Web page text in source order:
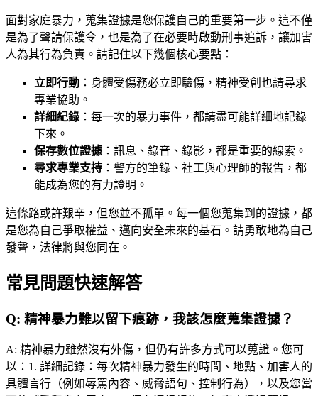
面對家庭暴力，蒐集證據是您保護自己的重要第一步。這不僅
是為了聲請保護令，也是為了在必要時啟動刑事追訴，讓加害
人為其行為負責。請記住以下幾個核心要點：
立即行動 ：身體受傷務必立即驗傷，精神受創也請尋求
專業協助。
詳細紀錄 ：每一次的暴力事件，都請盡可能詳細地記錄
下來。
保存數位證據 ：訊息、錄音、錄影，都是重要的線索。
尋求專業支持 ：警方的筆錄、社工與心理師的報告，都
能成為您的有力證明。
這條路或許艱辛，但您並不孤單。每一個您蒐集到的證據，都
是您為自己爭取權益、邁向安全未來的基石。請勇敢地為自己
發聲，法律將與您同在。
常見問題快速解答
Q: 精神暴力難以留下痕跡，我該怎麼蒐集證據？
A: 精神暴力雖然沒有外傷，但仍有許多方式可以蒐證。您可
以：1. 詳細記錄：每次精神暴力發生的時間、地點、加害人的
具體言行（例如辱罵內容、威脅語句、控制行為），以及您當